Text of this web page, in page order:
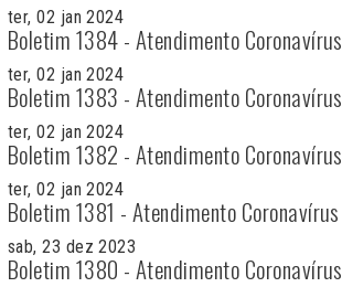
ter, 02 jan 2024
Boletim 1384 - Atendimento Coronavírus
ter, 02 jan 2024
Boletim 1383 - Atendimento Coronavírus
ter, 02 jan 2024
Boletim 1382 - Atendimento Coronavírus
ter, 02 jan 2024
Boletim 1381 - Atendimento Coronavírus
sab, 23 dez 2023
Boletim 1380 - Atendimento Coronavírus